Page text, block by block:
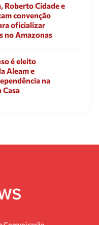
Roberto Cidade e
convenção
oficializar
no Amazonas
é eleito
Aleam e
na
Casa